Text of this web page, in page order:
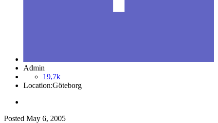
Admin
19,7k
Location:Göteborg
Posted May 6, 2005